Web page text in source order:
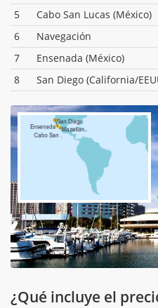
5
Cabo San Lucas (México)
6
Navegación
7
Ensenada (México)
8
San Diego (California/
¿Qué incluye el